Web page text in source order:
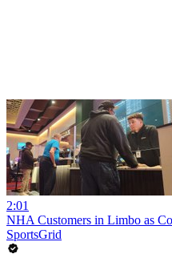
2:01
NHA Customers in Limbo as
SportsGrid